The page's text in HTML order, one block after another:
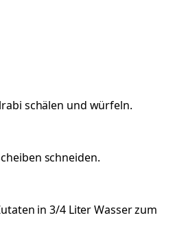
schälen und würfeln.
schneiden.
in 3/4 Liter Wasser zum